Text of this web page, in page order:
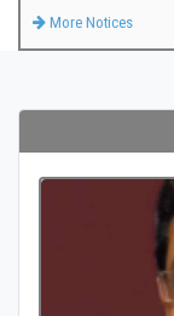
More Notices